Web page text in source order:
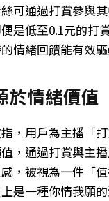
可通過打賞參與
是低至0.1元的打
情緒回饋能有效
於情緒價值
，用戶為主播「
，通過打賞與主
，被視為一件「
是一種你情我願